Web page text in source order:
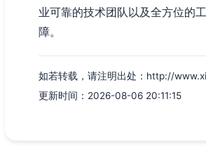
业可靠的技术团队以及全方位的
障。
如若转载，请注明出处：http://
更新时间：2026-08-06 20:11:15